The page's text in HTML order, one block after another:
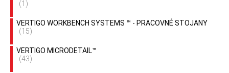
(1)
VERTIGO WORKBENCH SYSTEMS ™ - PRACOVNÉ STOJANY
(15)
VERTIGO MICRODETAIL™
(43)